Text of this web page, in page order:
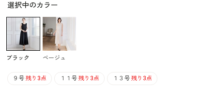
選択中のカラー
ブラック ベージュ
９号 残り3点 １１号 残り3点 １３号 残り3点